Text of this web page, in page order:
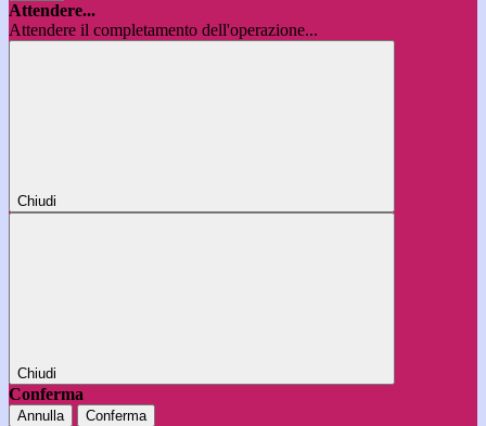
Attendere...
Attendere il completamento dell'operazione...
Chiudi
Chiudi
Conferma
Annulla Conferma